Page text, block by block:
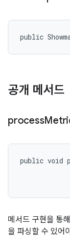
public
공개 메서드
process
public void
메서드 구현을 통
을 파싱할 수 있어